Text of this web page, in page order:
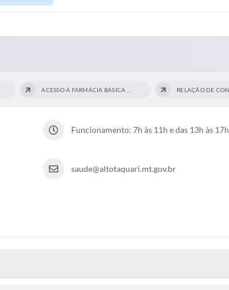
Funcionamento: 7h às 11h e das 13h às 17h
saude@altotaquari.mt.gov.br